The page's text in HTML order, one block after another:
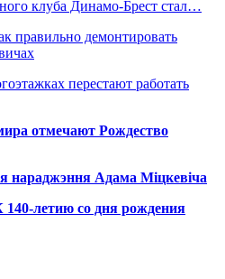
клуба Динамо-Брест стал…
правильно демонтировать
перестают работать
отмечают Рождество
нараджэння Адама Міцкевіча
140-летию со дня рождения